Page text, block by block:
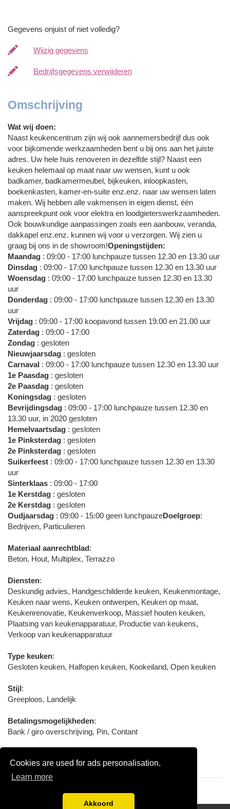
Cookies are used for ads personalisation.
Learn more
Akkoord
Gegevens onjuist of niet volledig?
Wijzig gegevens
Bedrijfsgegevens verwijderen
Omschrijving
Wat wij doen:
Naast keukencentrum zijn wij ook aannemersbedrijf dus ook
voor bijkomende werkzaamheden bent u bij ons aan het juiste
adres. Uw hele huis renoveren in dezelfde stijl? Naast een
keuken helemaal op maat naar uw wensen, kunt u ook
badkamer, badkamermeubel, bijkeuken, inloopkasten,
boekenkasten, kamer-en-suite enz.enz. naar uw wensen laten
maken. Wij hebben alle vakmensen in eigen dienst, één
aanspreekpunt ook voor elektra en loodgieterswerkzaamheden.
Ook bouwkundige aanpassingen zoals een aanbouw, veranda,
dakkapel enz.enz. kunnen wij voor u verzorgen. Wij zien u
graag bij ons in de showroom!Openingstijden:
Maandag : 09:00 - 17:00 lunchpauze tussen 12.30 en 13.30 uur
Dinsdag : 09:00 - 17:00 lunchpauze tussen 12.30 en 13.30 uur
Woensdag : 09:00 - 17:00 lunchpauze tussen 12.30 en 13.30
uur
Donderdag : 09:00 - 17:00 lunchpauze tussen 12.30 en 13.30
uur
Vrijdag : 09:00 - 17:00 koopavond tussen 19.00 en 21.00 uur
Zaterdag : 09:00 - 17:00
Zondag : gesloten
Nieuwjaarsdag : gesloten
Carnaval : 09:00 - 17:00 lunchpauze tussen 12.30 en 13.30 uur
1e Paasdag : gesloten
2e Paasdag : gesloten
Koningsdag : gesloten
Bevrijdingsdag : 09:00 - 17:00 lunchpauze tussen 12.30 en
13.30 uur, in 2020 gesloten
Hemelvaartsdag : gesloten
1e Pinksterdag : gesloten
2e Pinksterdag : gesloten
Suikerfeest : 09:00 - 17:00 lunchpauze tussen 12.30 en 13.30
uur
Sinterklaas : 09:00 - 17:00
1e Kerstdag : gesloten
2e Kerstdag : gesloten
Oudjaarsdag : 09:00 - 15:00 geen lunchpauzeDoelgroep:
Bedrijven, Particulieren
Materiaal aanrechtblad:
Beton, Hout, Multiplex, Terrazzo
Diensten:
Deskundig advies, Handgeschilderde keuken, Keukenmontage,
Keuken naar wens, Keuken ontwerpen, Keuken op maat,
Keukenrenovatie, Keukenverkoop, Massief houten keuken,
Plaatsing van keukenapparatuur, Productie van keukens,
Verkoop van keukenapparatuur
Type keuken:
Gesloten keuken, Halfopen keuken, Kookeiland, Open keuken
Stijl:
Greeploos, Landelijk
Betalingsmogelijkheden:
Bank / giro overschrijving, Pin, Contant
Centrale Branchevereniging Wonen, In Retail